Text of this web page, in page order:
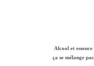
Alcool et essence
ça se mélange pas